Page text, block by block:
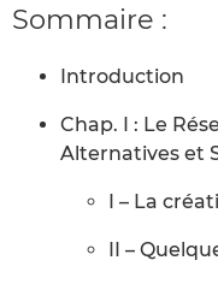
Sommaire :
Introduction
Chap. I : Le
Alternatives et
I – La
II –